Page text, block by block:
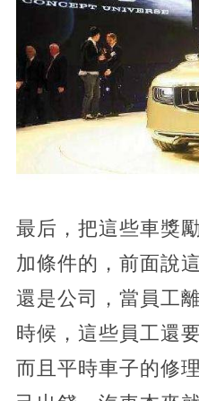
最后，把這些車獎
加條件的，前面說
還是公司，當員工
時候，這些員工還
而且平時車子的修